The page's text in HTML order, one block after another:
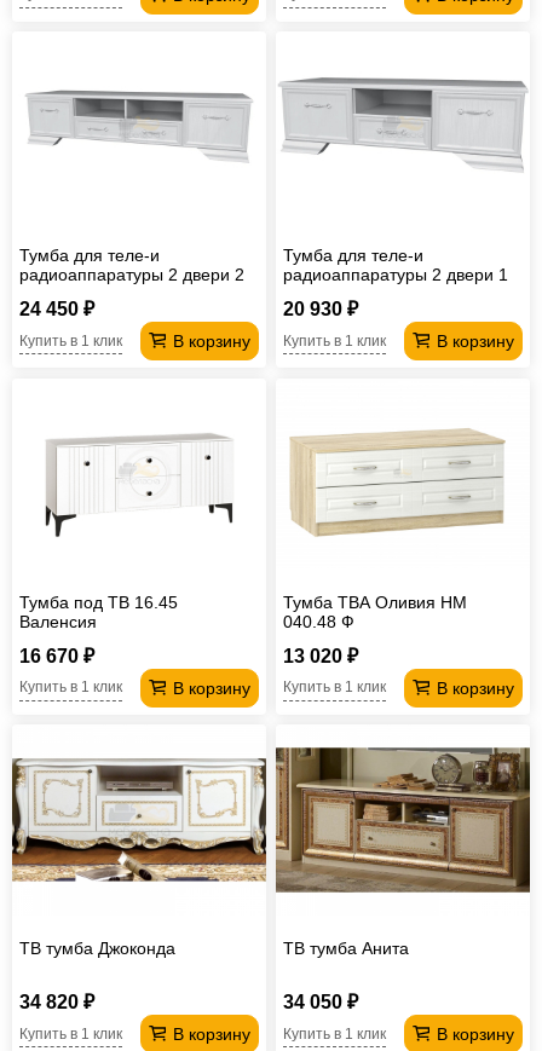
Тумба для теле-и
радиоаппаратуры 2 двери 2
24 450 ₽
В корзину
Купить в 1 клик
Тумба для теле-и
радиоаппаратуры 2 двери 1
20 930 ₽
В корзину
Купить в 1 клик
Тумба под ТВ 16.45
Валенсия
16 670 ₽
В корзину
Купить в 1 клик
Тумба ТВА Оливия НМ
040.48 Ф
13 020 ₽
В корзину
Купить в 1 клик
ТВ тумба Джоконда
34 820 ₽
В корзину
Купить в 1 клик
ТВ тумба Анита
34 050 ₽
В корзину
Купить в 1 клик